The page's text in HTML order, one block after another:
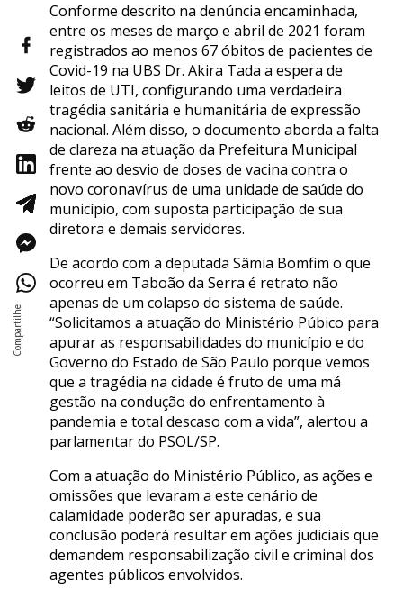
Conforme descrito na denúncia encaminhada,
entre os meses de março e abril de 2021 foram
registrados ao menos 67 óbitos de pacientes de
Covid-19 na UBS Dr. Akira Tada a espera de
leitos de UTI, configurando uma verdadeira
tragédia sanitária e humanitária de expressão
nacional. Além disso, o documento aborda a falta
de clareza na atuação da Prefeitura Municipal
frente ao desvio de doses de vacina contra o
novo coronavírus de uma unidade de saúde do
município, com suposta participação de sua
diretora e demais servidores.
De acordo com a deputada Sâmia Bomfim o que
ocorreu em Taboão da Serra é retrato não
apenas de um colapso do sistema de saúde.
“Solicitamos a atuação do Ministério Púbico para
apurar as responsabilidades do município e do
Governo do Estado de São Paulo porque vemos
que a tragédia na cidade é fruto de uma má
gestão na condução do enfrentamento à
pandemia e total descaso com a vida”, alertou a
parlamentar do PSOL/SP.
Com a atuação do Ministério Público, as ações e
omissões que levaram a este cenário de
calamidade poderão ser apuradas, e sua
conclusão poderá resultar em ações judiciais que
demandem responsabilização civil e criminal dos
agentes públicos envolvidos.